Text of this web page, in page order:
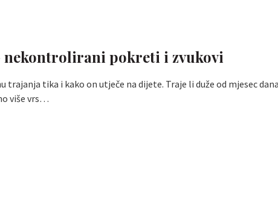
pokreti i zvukovi
trajanja tika i kako on utječe na dijete. Traje li duže od mjesec
više vrs…